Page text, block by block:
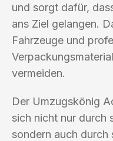
und sorgt dafür,
ans Ziel gelangen.
Fahrzeuge und
vermeiden.
Der Umzugskönig
sich nicht nur durch
sondern auch durch